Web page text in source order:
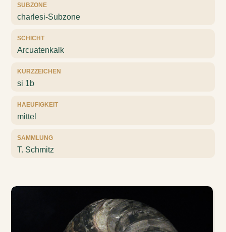
SUBZONE
charlesi-Subzone
SCHICHT
Arcuatenkalk
KURZZEICHEN
si 1b
HAEUFIGKEIT
mittel
SAMMLUNG
T. Schmitz